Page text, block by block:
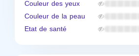
Couleur des yeux
Couleur de la peau
Etat de santé